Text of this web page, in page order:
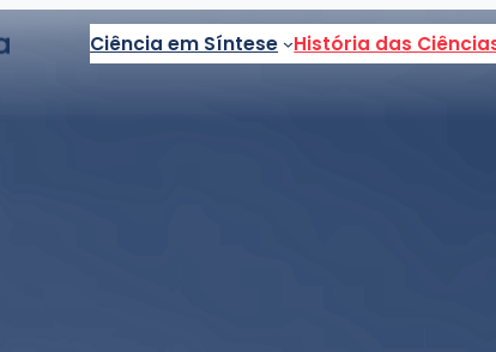
Ciência em Síntese História das